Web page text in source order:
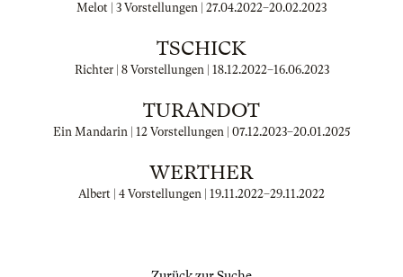
Melot | 3 Vorstellungen | 27.04.2022–20.02.2023
TSCHICK
Richter | 8 Vorstellungen | 18.12.2022–16.06.2023
TURANDOT
Ein Mandarin | 12 Vorstellungen | 07.12.2023–20.01.2025
WERTHER
Albert | 4 Vorstellungen | 19.11.2022–29.11.2022